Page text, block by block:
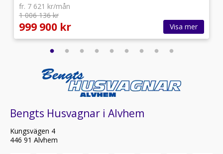
fr. 7 621 kr/mån
1 006 136 kr
999 900 kr Visa mer
Bengts Husvagnar i Alvhem
Kungsvägen 4
446 91 Alvhem